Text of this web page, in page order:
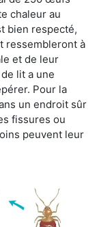
chaleur au
bien respecté,
ressembleront à
et de leur
lit a une
Pour la
un endroit sûr
fissures ou
peuvent leur